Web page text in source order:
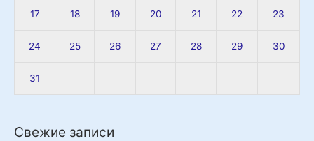
17 18 19 20 21 22 23
24 25 26 27 28 29 30
31
Свежие записи